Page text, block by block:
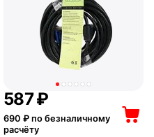
‍587‍₽
690 ₽ по безналичному
расчёту